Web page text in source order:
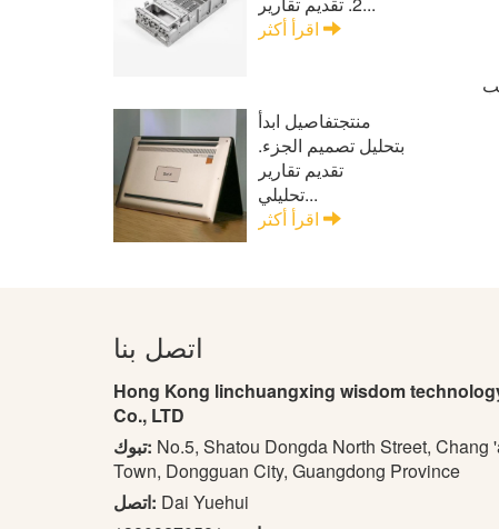
منتجتفاصيل ابدأ
بتحليل تصميم الجزء.
تقديم تقارير
تحليلي...
اتصل بنا
Hong Kong linchuangxing wisdom
Co., LTD
تبوك: No.5, Shatou Dongda North Street, Chang
Town, Dongguan City, Guangdong Province
اتصل: Dai Yuehui